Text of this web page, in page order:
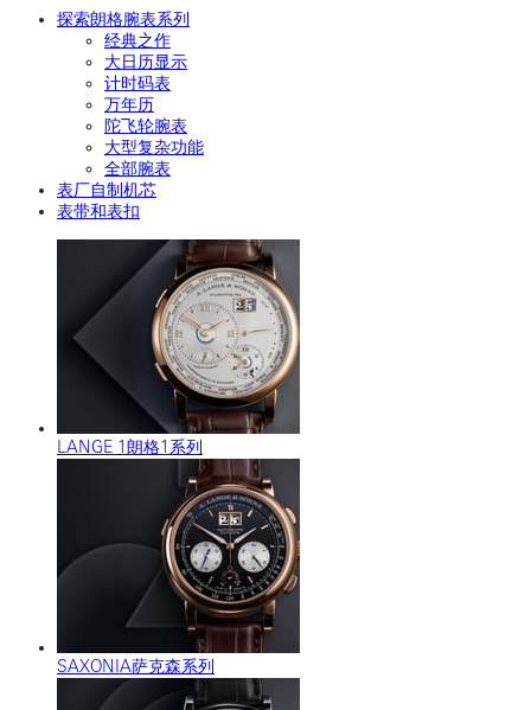
探索朗格腕表系列
经典之作
大日历显示
计时码表
万年历
陀飞轮腕表
大型复杂功能
全部腕表
表厂自制机芯
表带和表扣
LANGE 1朗格1系列
SAXONIA萨克森系列